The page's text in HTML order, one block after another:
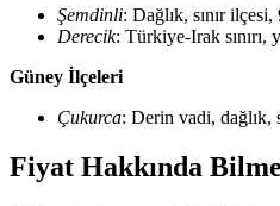
Şemdinli: Dağlık, sınır
Derecik: Türkiye-Irak sınırı,
Güney İlçeleri
Çukurca: Derin vadi, dağlık,
Fiyat Hakkında